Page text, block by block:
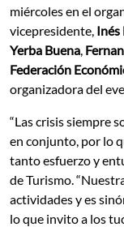
miércoles en el
vicepresidente, Inés
Yerba Buena,
Federación
organizadora del
“Las crisis siempre
en conjunto, por lo
tanto esfuerzo y
de Turismo.
actividades y es
lo que invito a los